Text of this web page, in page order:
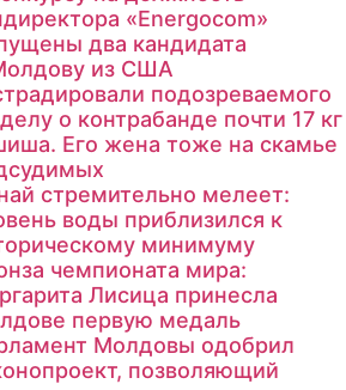
«Energocom»
два кандидата
из США
подозреваемого
о контрабанде почти 17 кг
Его жена тоже на скамье
стремительно мелеет:
воды приблизился к
минимуму
чемпионата мира:
Лисица принесла
первую медаль
Молдовы одобрил
позволяющий